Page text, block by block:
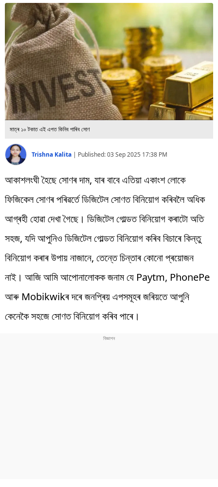
বিশ্ব
প্ৰযুক্তি
Videos
মাত্ৰ ১০ টকাত এই এপত কিনিব পাৰিব সোণ
Trishna Kalita | Published:03 Sep 2025 17:38 PM
আকাশলংঘী হৈছে সোণৰ দাম, যাৰ বাবে এতিয়া একাংশ লোকে
ফিজিকেল সোণৰ পৰিৱৰ্তে ডিজিটেল সোণত বিনিয়োগ কৰিবলৈ অধিক
আগ্ৰহী হোৱা দেখা গৈছে। ডিজিটেল গোল্ডত বিনিয়োগ কৰাটো অতি
সহজ, যদি আপুনিও ডিজিটেল গোল্ডত বিনিয়োগ কৰিব বিচাৰে কিন্তু
বিনিয়োগ কৰাৰ উপায় নাজানে, তেন্তে চিন্তাৰ কোনো প্ৰয়োজন
নাই। আজি আমি আপোনালোকক জনাম যে Paytm, PhonePe
আৰু Mobikwikৰ দৰে জনপ্ৰিয় এপসমূহৰ জৰিয়তে আপুনি
কেনেকৈ সহজে সোণত বিনিয়োগ কৰিব পাৰে।